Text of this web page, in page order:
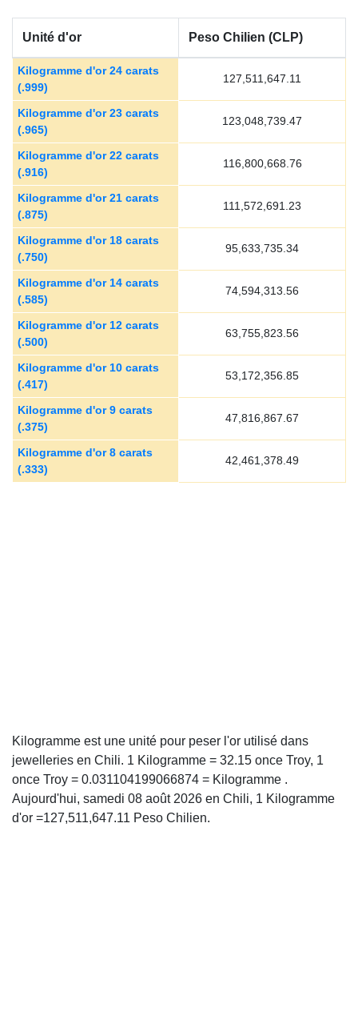
Unité d'or Peso Chilien (CLP)
Kilogramme d'or 24 carats
(.999)
127,511,647.11
Kilogramme d'or 23 carats
(.965)
123,048,739.47
Kilogramme d'or 22 carats
(.916)
116,800,668.76
Kilogramme d'or 21 carats
(.875)
111,572,691.23
Kilogramme d'or 18 carats
(.750)
95,633,735.34
Kilogramme d'or 14 carats
(.585)
74,594,313.56
Kilogramme d'or 12 carats
(.500)
63,755,823.56
Kilogramme d'or 10 carats
(.417)
53,172,356.85
Kilogramme d'or 9 carats
(.375)
47,816,867.67
Kilogramme d'or 8 carats
(.333)
42,461,378.49
Kilogramme est une unité pour peser l'or utilisé dans
jewelleries en Chili. 1 Kilogramme = 32.15 once Troy, 1
once Troy = 0.031104199066874 = Kilogramme .
Aujourd'hui, samedi 08 août 2026 en Chili, 1 Kilogramme
d'or =127,511,647.11 Peso Chilien.